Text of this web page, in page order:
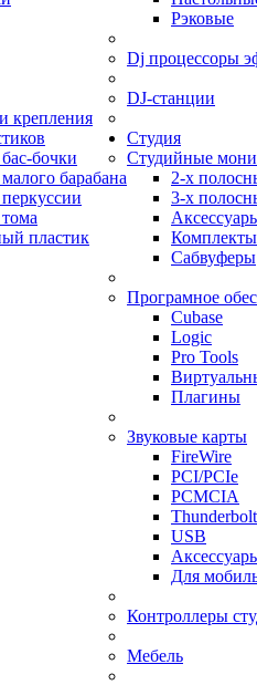
крепления
бочки
барабана
пластик
Рэковые
Dj процессоры
DJ-станции
Студия
Студийные
2-х
3-х
Комплекты
Сабвуферы
Програмное
Cubase
Logic
Pro Tools
Плагины
Звуковые карты
FireWire
PCI/PCIe
PCMCIA
Thunderbolt
USB
Для
Контроллеры
Мебель